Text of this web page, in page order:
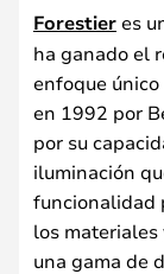
Forestieres
ha ganado el
enfoque
en 1992 por
por su
iluminación
funcionalidad
los materiales
una gama de